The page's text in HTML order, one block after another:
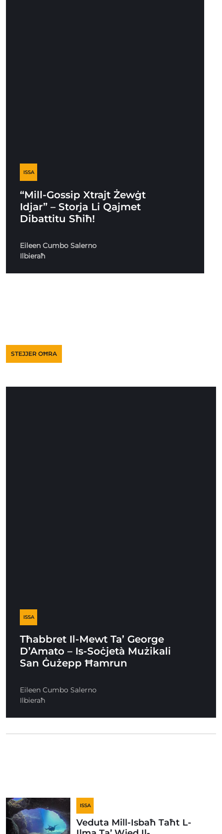
ISSA
“Mill-Gossip Xtrajt Żewġt
Idjar” – Storja Li Qajmet
Dibattitu Sħiħ!
Eileen Cumbo Salerno
Ilbieraħ
STEJJER OĦRA
ISSA
Tħabbret Il-Mewt Ta’ George
D’Amato – Is-Soċjetà Mużikali
San Ġużepp Ħamrun
Eileen Cumbo Salerno
Ilbieraħ
ISSA
Veduta Mill-Isbaħ Taħt L-